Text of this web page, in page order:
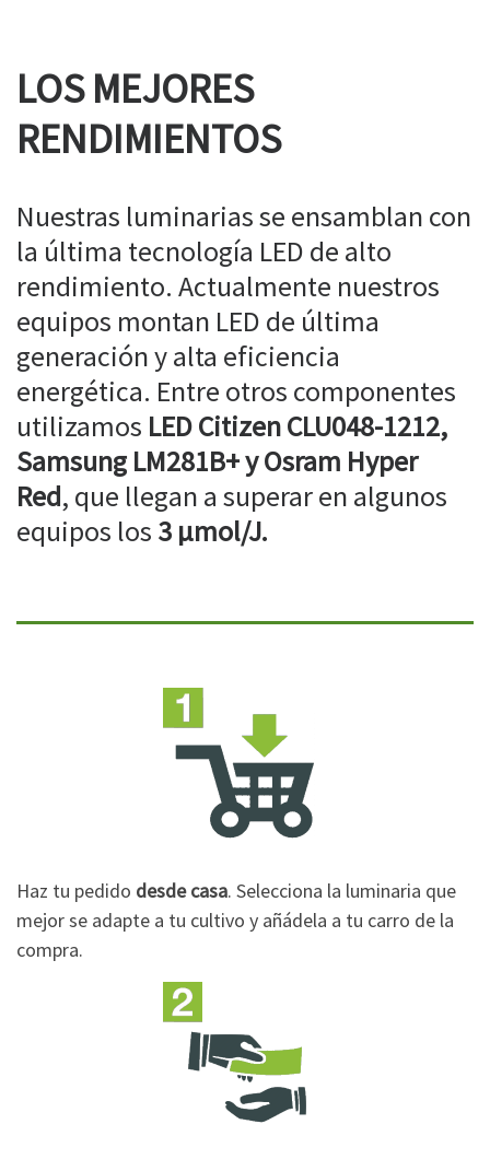
LOS MEJORES
RENDIMIENTOS
Nuestras luminarias se ensamblan con
la última tecnología LED de alto
rendimiento. Actualmente nuestros
equipos montan LED de última
generación y alta eficiencia
energética. Entre otros componentes
utilizamos LED Citizen CLU048-1212,
Samsung LM281B+ y Osram Hyper
Red, que llegan a superar en algunos
equipos los 3 µmol/J.
Haz tu pedido desde casa. Selecciona la luminaria que
mejor se adapte a tu cultivo y añádela a tu carro de la
compra.